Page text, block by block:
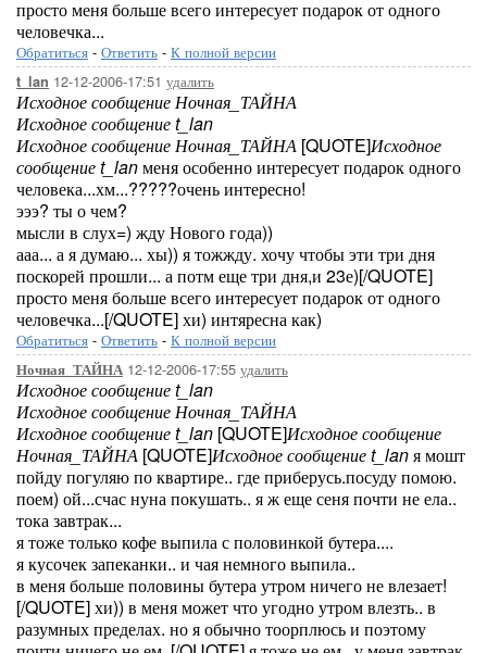
просто меня больше всего интересует подарок от одного
человечка...
Обратиться - Ответить - К полной версии
t_lan 12-12-2006-17:51 удалить
Исходное сообщение Ночная_ТАЙНА
Исходное сообщение t_lan
Исходное сообщение Ночная_ТАЙНА [QUOTE]Исходное
сообщение t_lanменя особенно интересует подарок одного
человека...хм...?????очень интересно!
эээ? ты о чем?
мысли в слух=) жду Нового года))
ааа... а я думаю... хы)) я тожжду. хочу чтобы эти три дня
поскорей прошли... а потм еще три дня,и 23е)[/QUOTE]
просто меня больше всего интересует подарок от одного
человечка...[/QUOTE] хи) интяресна как)
Обратиться - Ответить - К полной версии
Ночная_ТАЙНА 12-12-2006-17:55 удалить
Исходное сообщение t_lan
Исходное сообщение Ночная_ТАЙНА
Исходное сообщение t_lan [QUOTE]Исходное сообщение
Ночная_ТАЙНА [QUOTE]Исходное сообщение t_lanя мошт
пойду погуляю по квартире.. где приберусь.посуду помою.
поем) ой...счас нуна покушать.. я ж еще сеня почти не ела..
тока завтрак...
я тоже только кофе выпила с половинкой бутера....
я кусочек запеканки.. и чая немного выпила..
в меня больше половины бутера утром ничего не влезает!
[/QUOTE] хи)) в меня может что угодно утром влезть.. в
разумных пределах. но я обычно тоорплюсь и поэтому